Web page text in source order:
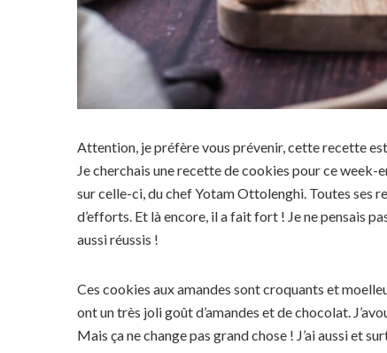
Attention, je préfère vous prévenir, cette recette
Je cherchais une recette de cookies pour ce
sur celle-ci, du chef Yotam Ottolenghi. Toutes ses
d’efforts. Et là encore, il a fait fort ! Je ne pensais
aussi réussis !
Ces cookies aux amandes sont croquants et
ont un très joli goût d’amandes et de chocolat.
Mais ça ne change pas grand chose ! J’ai aussi et